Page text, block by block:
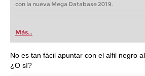
con la nueva Mega Database 2019.
Más...
No es tan fácil apuntar con el alfil negro
¿O sí?